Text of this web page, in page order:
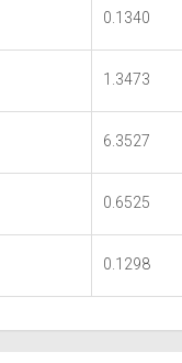
0.1340
1.3473
6.3527
0.6525
0.1298